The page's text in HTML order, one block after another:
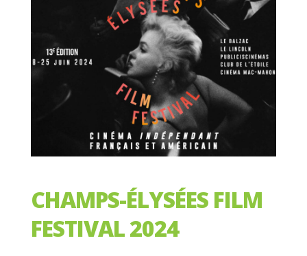
CHAMPS-ÉLYSÉES FILM
FESTIVAL 2024